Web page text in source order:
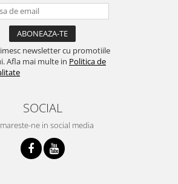
newsletter cu promotiile
Afla mai multe in Politica de
SOCIAL
ne in social media